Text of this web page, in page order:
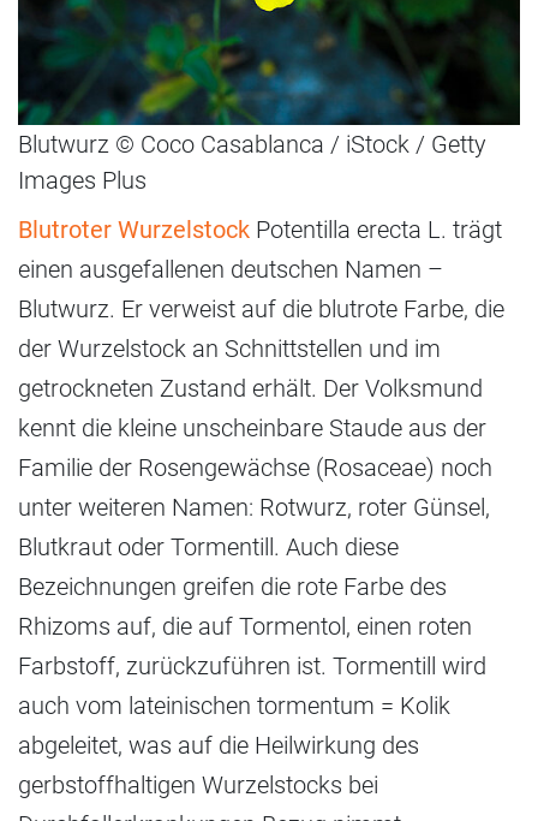
Blutwurz © Coco Casablanca / iStock / Getty
Images Plus
Blutroter Wurzelstock Potentilla erecta L. trägt
einen ausgefallenen deutschen Namen –
Blutwurz. Er verweist auf die blutrote Farbe, die
der Wurzelstock an Schnittstellen und im
getrockneten Zustand erhält. Der Volksmund
kennt die kleine unscheinbare Staude aus der
Familie der Rosengewächse (Rosaceae) noch
unter weiteren Namen: Rotwurz, roter Günsel,
Blutkraut oder Tormentill. Auch diese
Bezeichnungen greifen die rote Farbe des
Rhizoms auf, die auf Tormentol, einen roten
Farbstoff, zurückzuführen ist. Tormentill wird
auch vom lateinischen tormentum = Kolik
abgeleitet, was auf die Heilwirkung des
gerbstoffhaltigen Wurzelstocks bei